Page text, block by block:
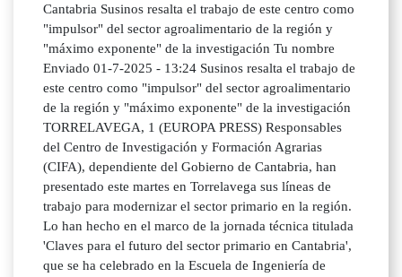
Cantabria Susinos resalta el trabajo de este centro como
"impulsor" del sector agroalimentario de la región y
"máximo exponente" de la investigación Tu nombre
Enviado 01-7-2025 - 13:24 Susinos resalta el trabajo de
este centro como "impulsor" del sector agroalimentario
de la región y "máximo exponente" de la investigación
TORRELAVEGA, 1 (EUROPA PRESS) Responsables
del Centro de Investigación y Formación Agrarias
(CIFA), dependiente del Gobierno de Cantabria, han
presentado este martes en Torrelavega sus líneas de
trabajo para modernizar el sector primario en la región.
Lo han hecho en el marco de la jornada técnica titulada
'Claves para el futuro del sector primario en Cantabria',
que se ha celebrado en la Escuela de Ingeniería de